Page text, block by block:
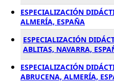
ESPECIALIZACIÓN
ALMERÍA, ESPAÑA
ESPECIALIZACIÓN
ABLITAS, NAVARRA,
ESPECIALIZACIÓN
ABRUCENA, ALMERÍA,